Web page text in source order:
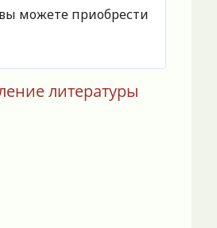
можете приобрести
литературы